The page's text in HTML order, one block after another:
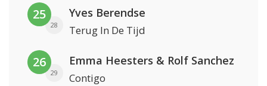
25
28
Yves Berendse
Terug In De Tijd
26
29
Emma Heesters & Rolf Sanchez
Contigo